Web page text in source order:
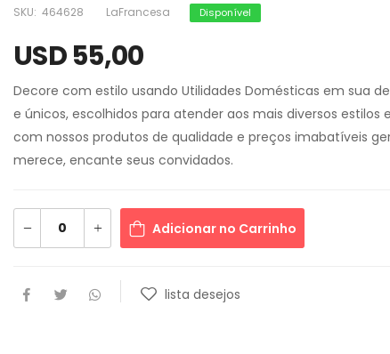
SKU: 464628 LaFrancesa Disponível
USD 55,00
Decore com estilo usando Utilidades Domésticas em sua
e únicos, escolhidos para atender aos mais diversos estilos
com nossos produtos de qualidade e preços imabatíveis
merece, encante seus convidados.
Adicionar no Carrinho
lista desejos